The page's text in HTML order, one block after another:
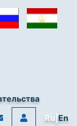
Ru|En